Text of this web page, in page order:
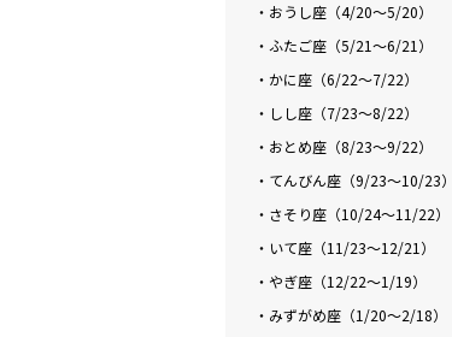
・おうし座（4/20～5/20）
・ふたご座（5/21～6/21）
・かに座（6/22～7/22）
・しし座（7/23～8/22）
・おとめ座（8/23～9/22）
・てんびん座（9/23～10/23）
・さそり座（10/24～11/22）
・いて座（11/23～12/21）
・やぎ座（12/22～1/19）
・みずがめ座（1/20～2/18）